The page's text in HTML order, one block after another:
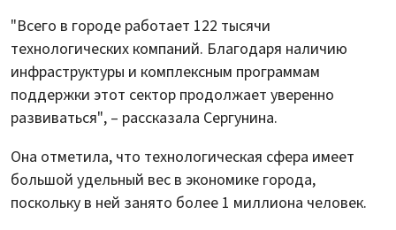
"Всего в городе работает 122 тысячи
технологических компаний. Благодаря наличию
инфраструктуры и комплексным программам
поддержки этот сектор продолжает уверенно
развиваться", – рассказала Сергунина.
Она отметила, что технологическая сфера имеет
большой удельный вес в экономике города,
поскольку в ней занято более 1 миллиона человек.